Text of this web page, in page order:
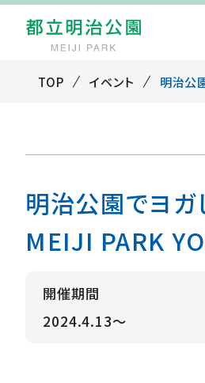
TOP イベント
明治公園でヨガ
MEIJI PARK
開催期間
2024.4.13～